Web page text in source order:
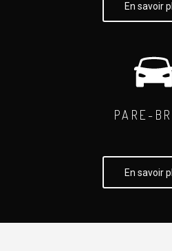
En savoir
PARE-
En savoir